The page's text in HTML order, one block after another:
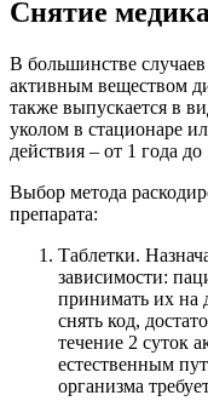
Снятие
В большинстве
активным веществом
также выпускается в
уколом в стационаре
действия – от 1 года до
Выбор метода
препарата:
Таблетки.
зависимости:
принимать их на
снять код,
течение 2 суток
естественным
организма